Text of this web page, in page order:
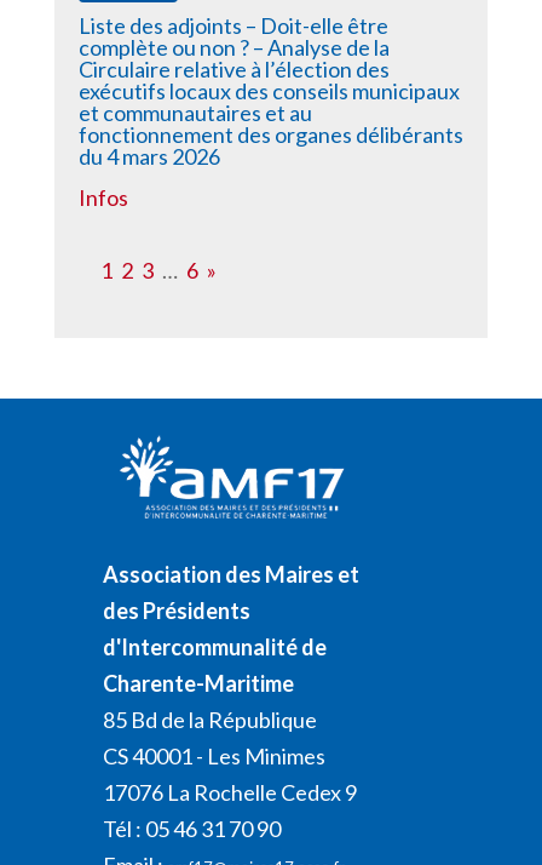
Liste des adjoints – Doit-elle être
complète ou non ? – Analyse de la
Circulaire relative à l’élection des
exécutifs locaux des conseils municipaux
et communautaires et au
fonctionnement des organes délibérants
du 4 mars 2026
Infos
1 2 3 … 6 »
Association des Maires et
des Présidents
d'Intercommunalité de
Charente-Maritime
85 Bd de la République
CS 40001 - Les Minimes
17076 La Rochelle Cedex 9
Tél : 05 46 31 70 90